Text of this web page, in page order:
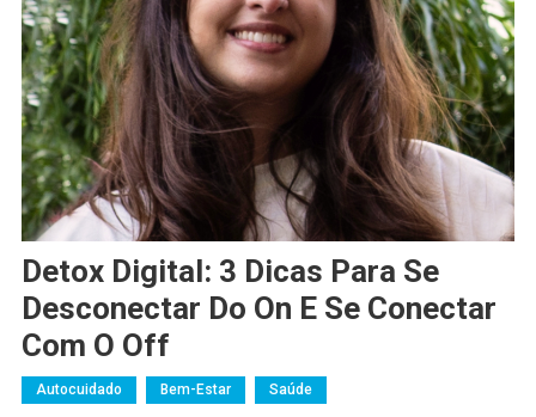
Detox Digital: 3 Dicas Para Se
Desconectar Do On E Se Conectar
Com O Off
Autocuidado Bem-Estar Saúde